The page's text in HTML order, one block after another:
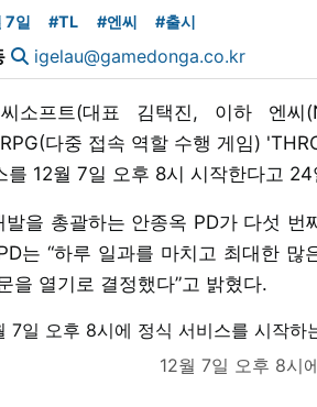
7일 #TL #엔씨 #출시
igelau@gamedonga.co.kr
소프트(대표 김택진, 이하 엔
다중 접속 역할 수행 게임)
를 12월 7일 오후 8시 시작한다고
발을 총괄하는 안종옥 PD가 다섯
는 “하루 일과를 마치고 최대한
을 열기로 결정했다”고 밝혔다.
12월 7일 오후 8시